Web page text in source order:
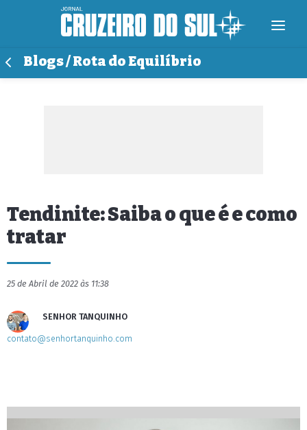
Blogs / Rota do Equilíbrio
Tendinite: Saiba o que é e como
tratar
25 de Abril de 2022 às 11:38
SENHOR TANQUINHO
contato@senhortanquinho.com